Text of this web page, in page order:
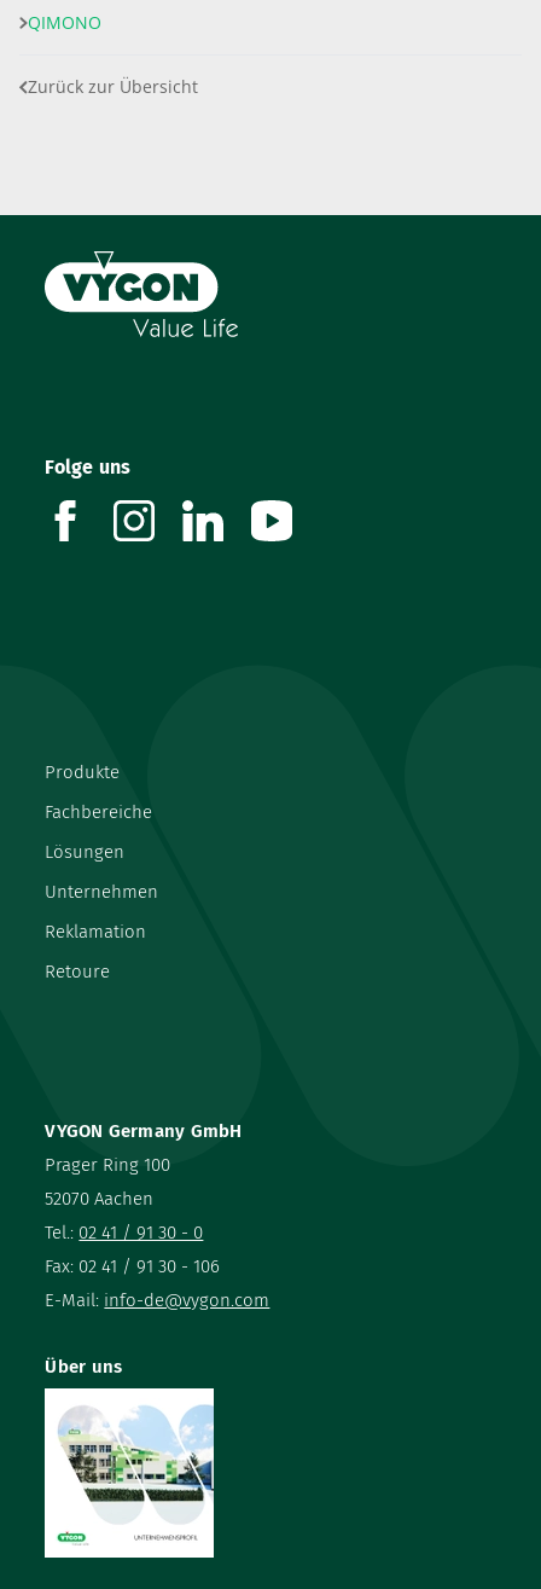
QIMONO
Zurück zur Übersicht
VYGON Germany GmbH
Prager Ring 100
52070 Aachen
Tel.: 02 41 / 91 30 - 0
Fax: 02 41 / 91 30 - 106
E-Mail: info-de@vygon.com
Produkte
Fachbereiche
Lösungen
Unternehmen
Reklamation
Retoure
Über uns
Folge uns